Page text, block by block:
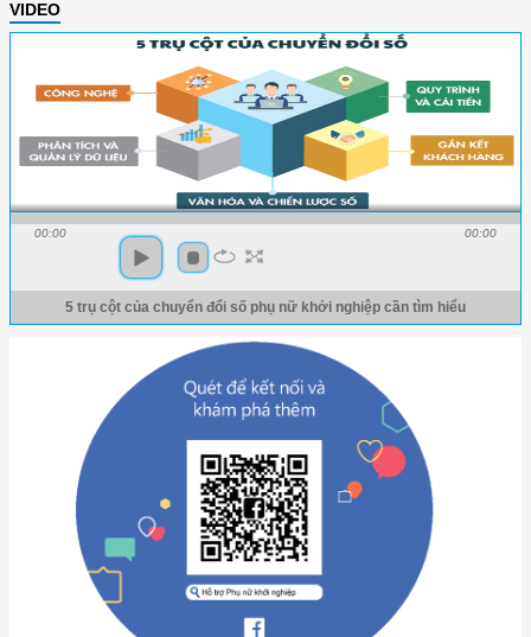
VIDEO
00:00 00:00
5 trụ cột của chuyển đổi số phụ nữ khởi nghiệp cần tìm hiểu